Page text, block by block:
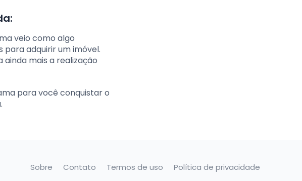
veio como algo
adquirir um imóvel.
ainda mais a realização
para você conquistar o
Sobre Contato Termos de uso Política de privacidade